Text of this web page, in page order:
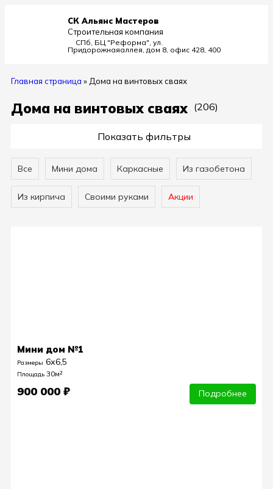
СК Альянс Мастеров
Строительная компания
СПб, БЦ "Реформа", ул.
Придорожнаяаллея, дом 8, офис 428, 400
Главная страница » Дома на винтовых сваях
Дома на винтовых сваях (206)
Показать фильтры
Все Мини дома Каркасные Из газобетона
Из кирпича Своими руками Акции
Мини дом №1
Размеры 6х6,5
Площадь 30м²
900 000 ₽ Подробнее